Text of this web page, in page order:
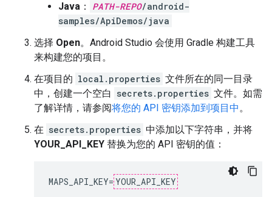
Java ： PATH-REPO/android-
samples/ApiDemos/java
选择 Open。Android Studio 会使用 Gradle 构建工具
来构建您的项目。
在项目的 local.properties 文件所在的同一目录
中，创建一个空白 secrets.properties 文件。如需
了解详情，请参阅将您的 API 密钥添加到项目中。
在 secrets.properties 中添加以下字符串，并将
YOUR_API_KEY 替换为您的 API 密钥的值：
MAPS_API_KEY= YOUR_API_KEY